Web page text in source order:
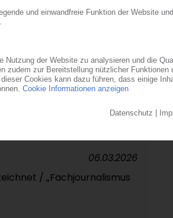
27.03.2026
/ CEO sieht noch
09.03.2026
/ „Fachjournalismus
06.03.2026